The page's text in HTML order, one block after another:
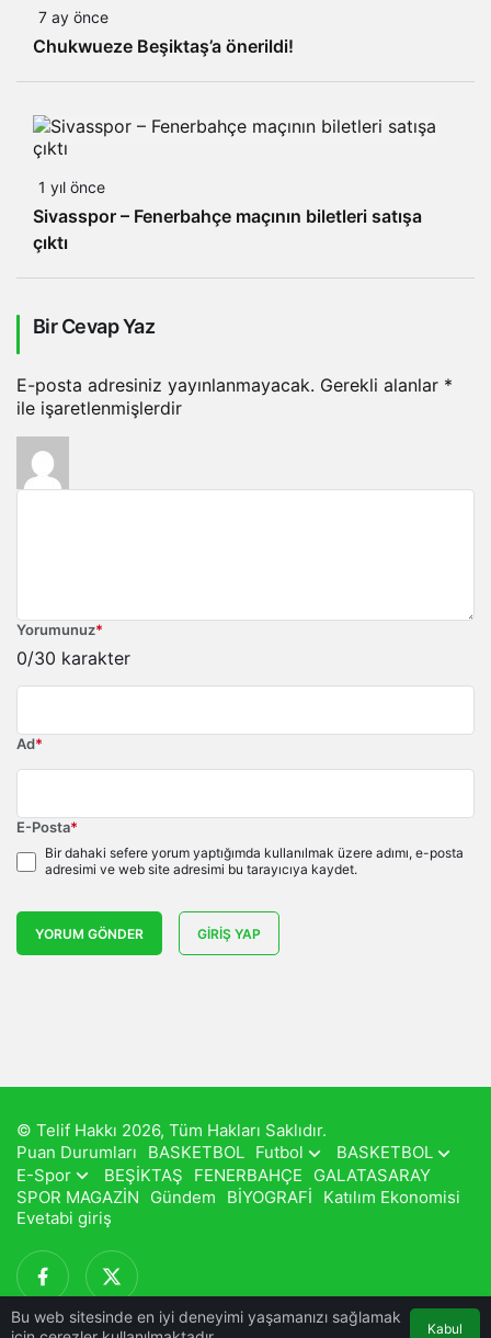
7 ay önce
Chukwueze Beşiktaş’a önerildi!
1 yıl önce
Sivasspor – Fenerbahçe maçının biletleri satışa
çıktı
Bir Cevap Yaz
E-posta adresiniz yayınlanmayacak. Gerekli alanlar *
ile işaretlenmişlerdir
Yorumunuz*
0/30 karakter
Ad*
E-Posta*
Bir dahaki sefere yorum yaptığımda kullanılmak üzere adımı, e-posta
adresimi ve web site adresimi bu tarayıcıya kaydet.
YORUM GÖNDER GIRIŞ YAP
Bu web sitesinde en iyi deneyimi yaşamanızı sağlamak
Kabul
© Telif Hakkı 2026, Tüm Hakları Saklıdır.
Puan Durumları
BASKETBOL Futbol
BASKETBOL
E-Spor
BEŞİKTAŞ FENERBAHÇE
GALATASARAY
SPOR MAGAZİN
Gündem BİYOGRAFİ
Katılım Ekonomisi
Evetabi giriş